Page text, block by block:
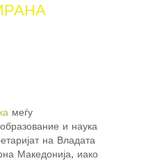
меѓу
и наука
на Владата
Македонија, иако